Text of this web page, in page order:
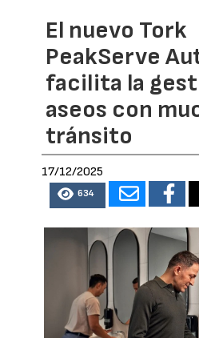
El nuevo Tork
PeakServe
facilita la
aseos con
tránsito
17/12/2025
634